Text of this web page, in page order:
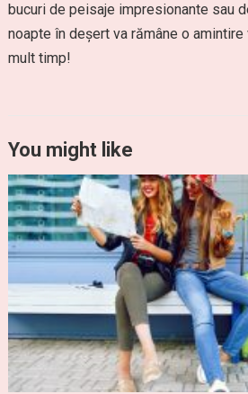
bucuri de peisaje impresionante sau
noapte în deșert va rămâne o
mult timp!
You might like